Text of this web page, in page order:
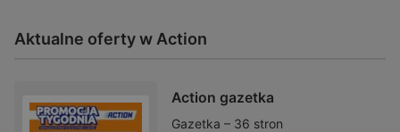
Aktualne oferty w Action
Action gazetka
Gazetka – 36 stron